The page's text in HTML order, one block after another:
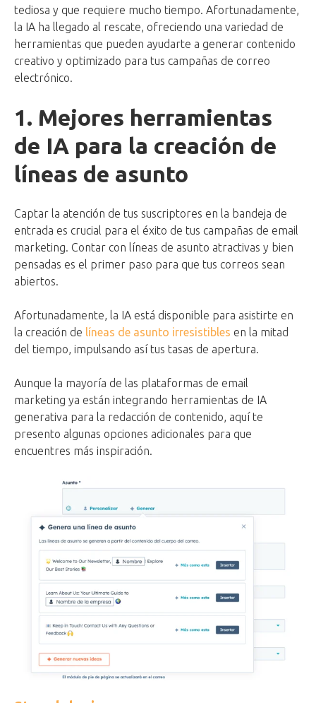
tediosa y que requiere mucho tiempo. Afortunadamente,
la IA ha llegado al rescate, ofreciendo una variedad de
herramientas que pueden ayudarte a generar contenido
creativo y optimizado para tus campañas de correo
electrónico.
1. Mejores herramientas
de IA para la creación de
líneas de asunto
Captar la atención de tus suscriptores en la bandeja de
entrada es crucial para el éxito de tus campañas de email
marketing. Contar con líneas de asunto atractivas y bien
pensadas es el primer paso para que tus correos sean
abiertos.
Afortunadamente, la IA está disponible para asistirte en
la creación de líneas de asunto irresistibles en la mitad
del tiempo, impulsando así tus tasas de apertura.
Aunque la mayoría de las plataformas de email
marketing ya están integrando herramientas de IA
generativa para la redacción de contenido, aquí te
presento algunas opciones adicionales para que
encuentres más inspiración.